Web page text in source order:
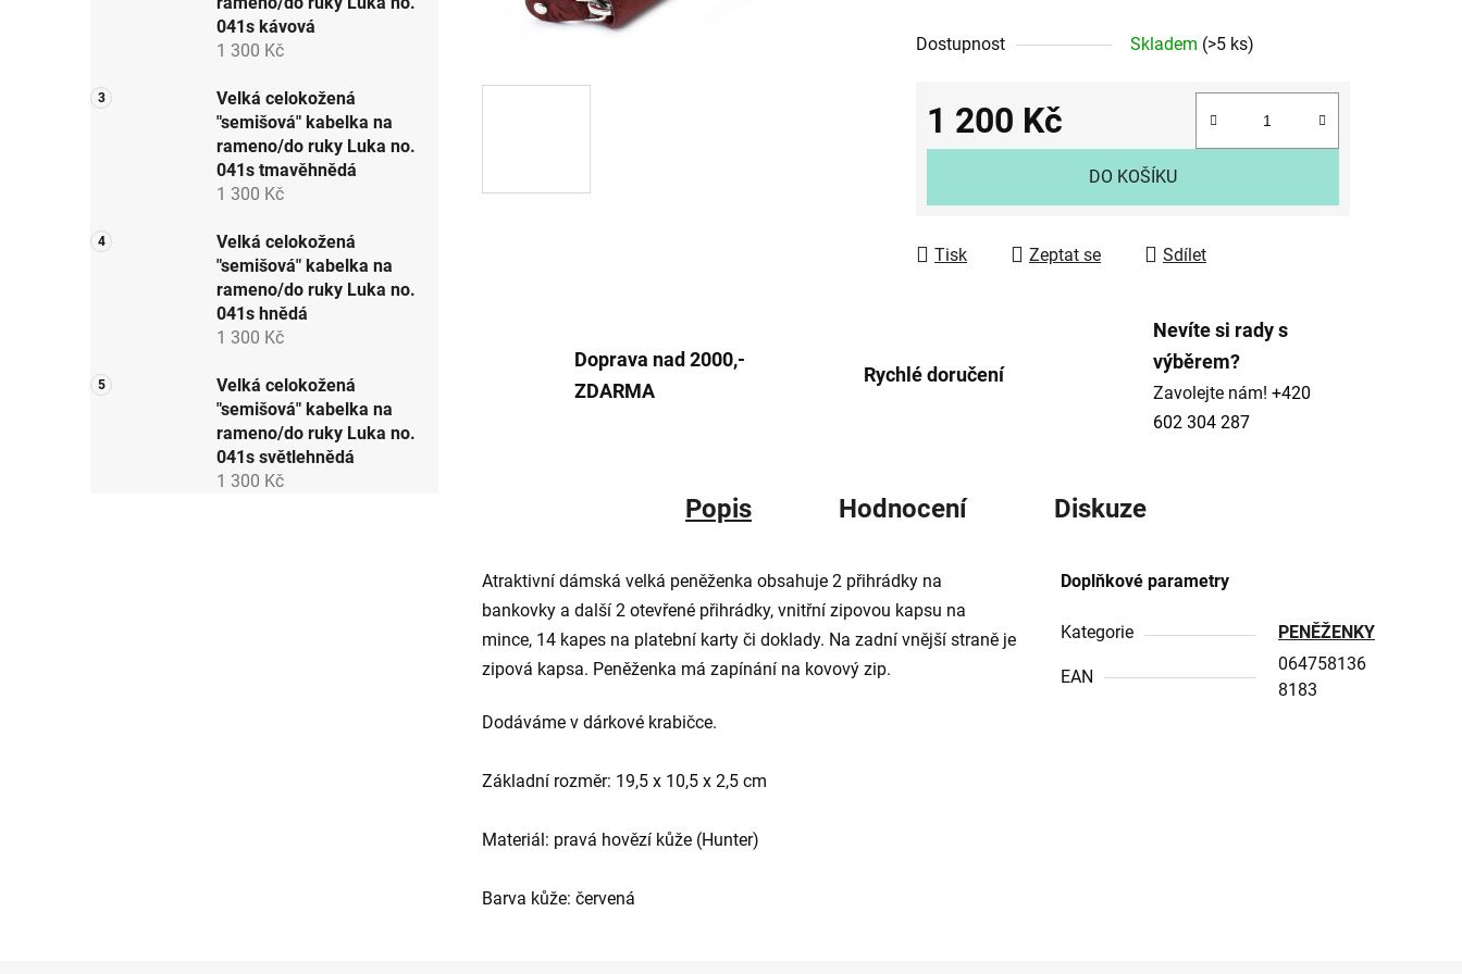
e
041s kávová
1 300 Kč
Velká celokožená
"semišová" kabelka na
rameno/do ruky Luka no.
041s tmavěhnědá
1 300 Kč
Velká celokožená
"semišová" kabelka na
rameno/do ruky Luka no.
041s hnědá
1 300 Kč
Velká celokožená
"semišová" kabelka na
rameno/do ruky Luka no.
041s světlehnědá
1 300 Kč
z
hvězdiček.
Dostupnost Skladem (>5 ks)
1 200 Kč
Měrná cena:
DO KOŠÍKU
Tisk Zeptat se Sdílet
Doprava nad 2000,-
ZDARMA
Rychlé doručení
Nevíte si rady s
výběrem?
Zavolejte nám! +420
602 304 287
Popis Hodnocení Diskuze
Atraktivní dámská velká peněženka obsahuje 2 přihrádky na
bankovky a další 2 otevřené přihrádky, vnitřní zipovou kapsu na
mince, 14 kapes na platební karty či doklady. Na zadní vnější straně je
zipová kapsa. Peněženka má zapínání na kovový zip.
Dodáváme v dárkové krabičce.
Základní rozměr: 19,5 x 10,5 x 2,5 cm
Materiál: pravá hovězí kůže (Hunter)
Barva kůže: červená
Doplňkové parametry
Kategorie PENĚŽENKY
EAN
064758136
8183